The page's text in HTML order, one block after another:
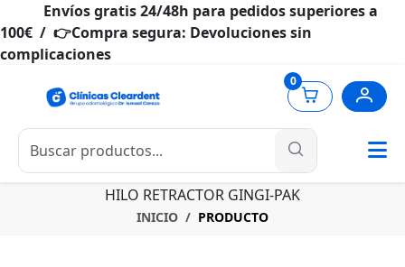
Envíos gratis 24/48h para pedidos superiores a
100€ / 👉Compra segura: Devoluciones sin
complicaciones
0
HILO RETRACTOR GINGI-PAK
INICIO PRODUCTO